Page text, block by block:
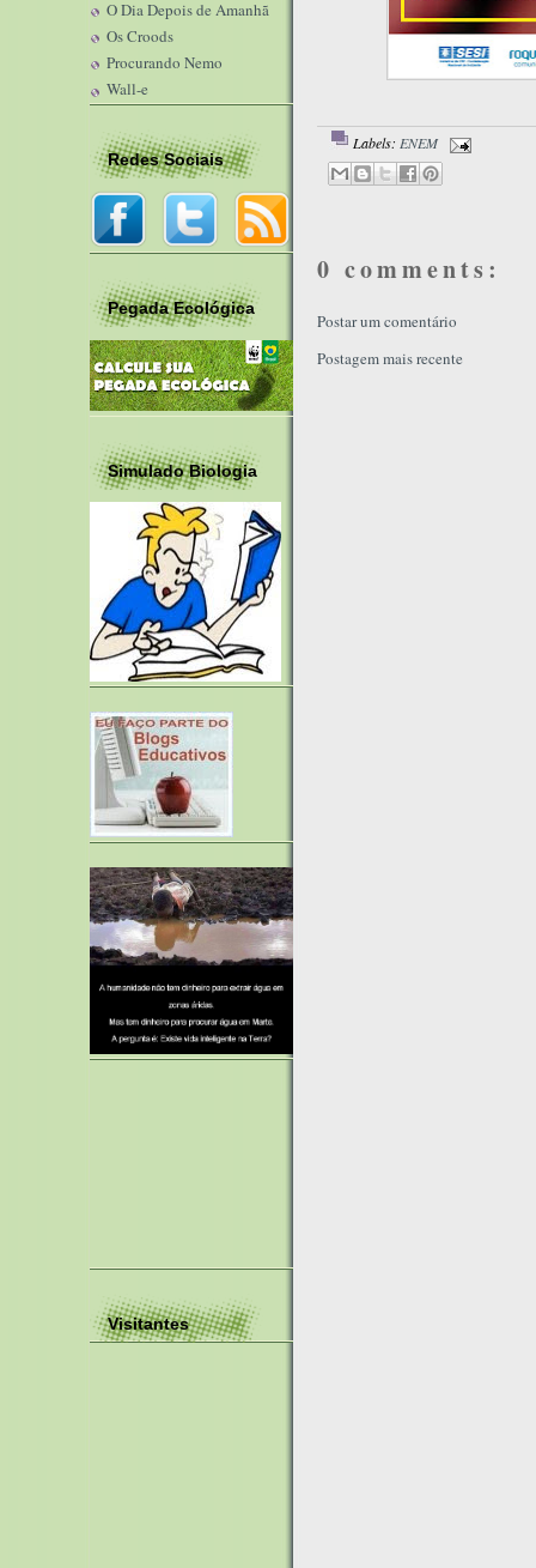
O Dia Depois de Amanhã
Os Croods
Procurando Nemo
Wall-e
Redes Sociais
Pegada Ecológica
Simulado Biologia
Visitantes
Labels: ENEM
0 comments:
Postar um comentário
Postagem mais recente